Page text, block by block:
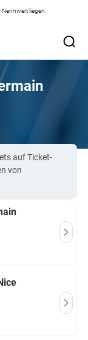
liegen.
auf Ticket-
von